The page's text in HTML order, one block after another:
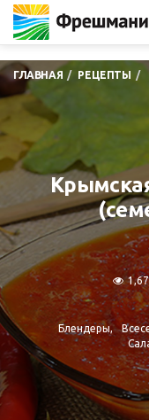
ГЛАВНАЯ РЕЦЕПТЫ
Блендеры